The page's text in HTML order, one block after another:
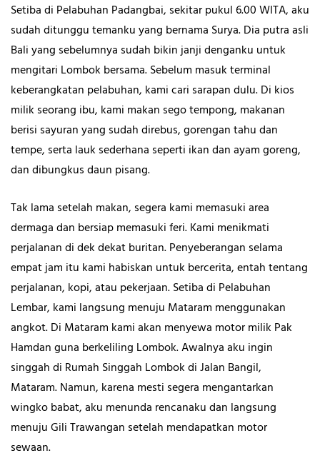
Setiba di Pelabuhan Padangbai, sekitar pukul 6.00 WITA, aku
sudah ditunggu temanku yang bernama Surya. Dia putra asli
Bali yang sebelumnya sudah bikin janji denganku untuk
mengitari Lombok bersama. Sebelum masuk terminal
keberangkatan pelabuhan, kami cari sarapan dulu. Di kios
milik seorang ibu, kami makan sego tempong, makanan
berisi sayuran yang sudah direbus, gorengan tahu dan
tempe, serta lauk sederhana seperti ikan dan ayam goreng,
dan dibungkus daun pisang.
Tak lama setelah makan, segera kami memasuki area
dermaga dan bersiap memasuki feri. Kami menikmati
perjalanan di dek dekat buritan. Penyeberangan selama
empat jam itu kami habiskan untuk bercerita, entah tentang
perjalanan, kopi, atau pekerjaan. Setiba di Pelabuhan
Lembar, kami langsung menuju Mataram menggunakan
angkot. Di Mataram kami akan menyewa motor milik Pak
Hamdan guna berkeliling Lombok. Awalnya aku ingin
singgah di Rumah Singgah Lombok di Jalan Bangil,
Mataram. Namun, karena mesti segera mengantarkan
wingko babat, aku menunda rencanaku dan langsung
menuju Gili Trawangan setelah mendapatkan motor
sewaan.